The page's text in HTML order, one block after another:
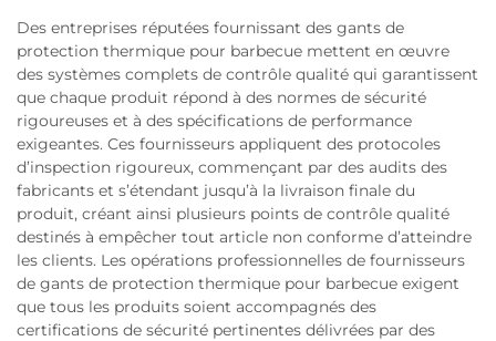
Des entreprises réputées fournissant des gants de
protection thermique pour barbecue mettent en œuvre
des systèmes complets de contrôle qualité qui garantissent
que chaque produit répond à des normes de sécurité
rigoureuses et à des spécifications de performance
exigeantes. Ces fournisseurs appliquent des protocoles
d’inspection rigoureux, commençant par des audits des
fabricants et s’étendant jusqu’à la livraison finale du
produit, créant ainsi plusieurs points de contrôle qualité
destinés à empêcher tout article non conforme d’atteindre
les clients. Les opérations professionnelles de fournisseurs
de gants de protection thermique pour barbecue exigent
que tous les produits soient accompagnés des
certifications de sécurité pertinentes délivrées par des